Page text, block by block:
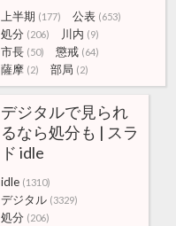
上半期 (177) 公表 (653)
処分 (206) 川内 (9)
市長 (50) 懲戒 (64)
薩摩 (2) 部局 (2)
デジタルで見られ
るなら処分も | スラ
ド idle
idle (1310)
デジタル (3329)
処分 (206)